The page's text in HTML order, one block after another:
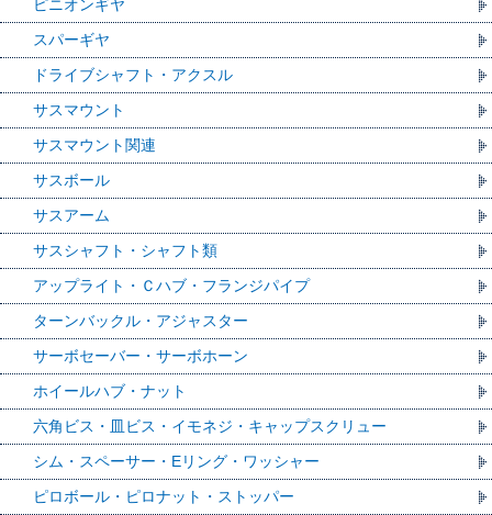
ピニオンギヤ
スパーギヤ
ドライブシャフト・アクスル
サスマウント
サスマウント関連
サスボール
サスアーム
サスシャフト・シャフト類
アップライト・Ｃハブ・フランジパイプ
ターンバックル・アジャスター
サーボセーバー・サーボホーン
ホイールハブ・ナット
六角ビス・皿ビス・イモネジ・キャップスクリュー
シム・スペーサー・Eリング・ワッシャー
ピロボール・ピロナット・ストッパー